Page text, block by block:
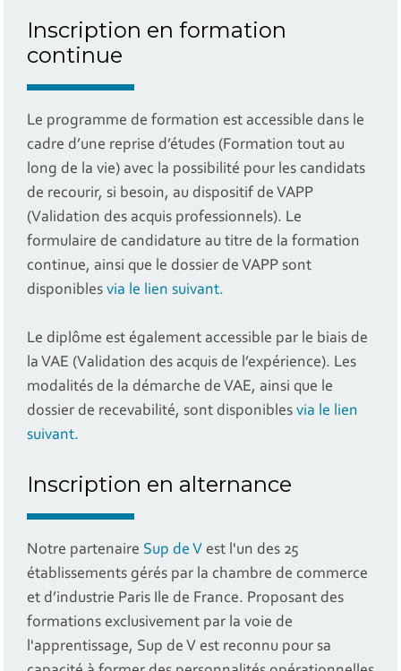
Inscription en formation
continue
Le programme de formation est accessible dans le
cadre d’une reprise d’études (Formation tout au
long de la vie) avec la possibilité pour les candidats
de recourir, si besoin, au dispositif de VAPP
(Validation des acquis professionnels). Le
formulaire de candidature au titre de la formation
continue, ainsi que le dossier de VAPP sont
disponibles via le lien suivant.
Le diplôme est également accessible par le biais de
la VAE (Validation des acquis de l’expérience). Les
modalités de la démarche de VAE, ainsi que le
dossier de recevabilité, sont disponibles via le lien
suivant.
Inscription en alternance
Notre partenaire Sup de V est l'un des 25
établissements gérés par la chambre de commerce
et d’industrie Paris Ile de France. Proposant des
formations exclusivement par la voie de
l'apprentissage, Sup de V est reconnu pour sa